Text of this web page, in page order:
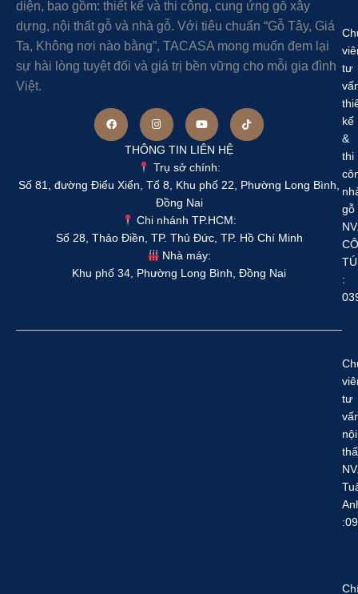
diện, bao gồm: thiết kế và thi công, cung ứng gỗ xây
dựng, nội thất gỗ và nhà gỗ. Với tiêu chuẩn “Gỗ Tây, Giá
Ta, Không nơi nào bằng”, TACASA mong muốn đem lại
sự hài lòng tuyệt đối và giá trị bền vững cho mỗi gia đình
Việt.
THÔNG TIN LIÊN HỆ
Trụ sở chính:
Số 81, đường Điểu Xiển, Tổ 8, Khu phố 22, Phường Long Bình,
Đồng Nai
Chi nhánh TP.HCM:
Số 28, Thảo Điền, TP. Thủ Đức, TP. Hồ Chí Minh
Nhà máy:
Khu phố 34, Phường Long Bình, Đồng Nai
tư
kế
&
thi
gỗ
TÚ
:
tư
nội